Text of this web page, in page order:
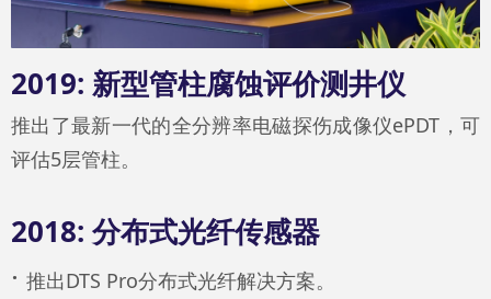
2019: 新型管柱腐蚀评价测井仪
推出了最新一代的全分辨率电磁探伤成像仪ePDT，可
评估5层管柱。
2018: 分布式光纤传感器
· 推出DTS Pro分布式光纤解决方案。